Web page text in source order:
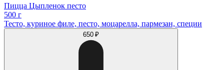
Пицца Цыпленок песто
500 г
Тесто, куриное филе, песто, моцарелла, пармезан, специи
650 ₽